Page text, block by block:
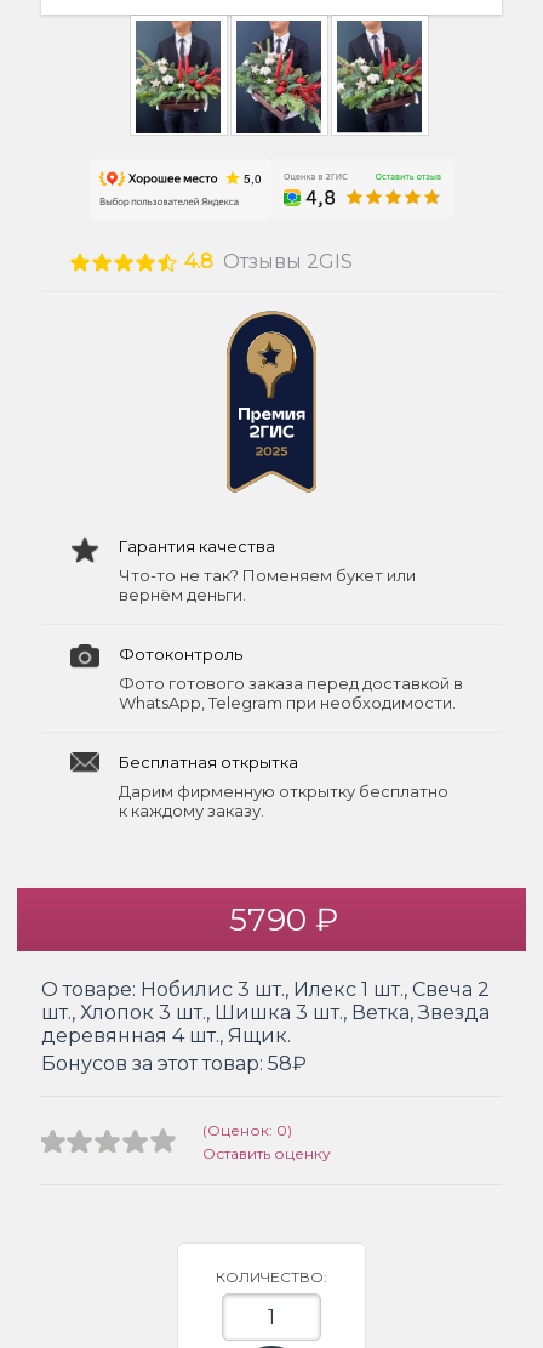
4.8 Отзывы 2GIS
Гарантия качества
Что-то не так? Поменяем букет или
вернём деньги.
Фотоконтроль
Фото готового заказа перед доставкой в
WhatsApp, Telegram при необходимости.
Бесплатная открытка
Дарим фирменную открытку бесплатно
к каждому заказу.
5790 ₽
О товаре: Нобилис 3 шт., Илекс 1 шт., Свеча 2
шт., Хлопок 3 шт., Шишка 3 шт., Ветка, Звезда
деревянная 4 шт., Ящик.
Бонусов за этот товар: 58₽
(Оценок: 0)
Оставить оценку
КОЛИЧЕСТВО: